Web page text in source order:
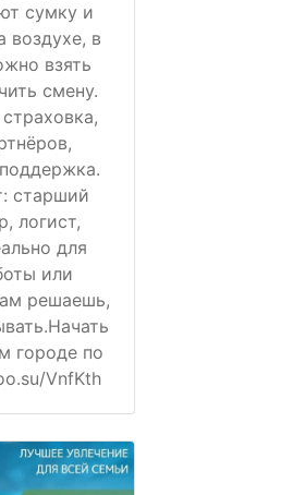
сумку и
воздухе, в
взять
смену.
старший
логист,
для
или
решаешь,
городе по
VnfKth